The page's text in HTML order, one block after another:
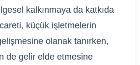
kalkınmaya da katkıda
küçük işletmelerin
olanak tanırken,
de gelir elde etmesine